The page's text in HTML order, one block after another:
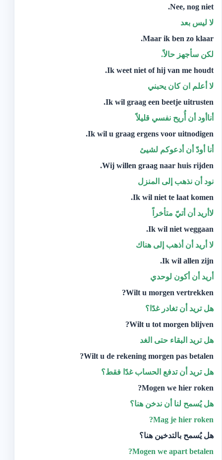
Nee, nog niet.
لا ليس بعد
Maar ik ben zo klaar.
‫لكن سأجهز حالاً.‬
Ik weet niet of hij van me houdt.
لا أعلم ان كان يحبني
Ik wil graag een beetje uitrusten.
أناأود أن أُريح نفسي قليلاً
Ik wil u graag ergens voor uitnodigen.
أنا أودّ أن أدعوكم لشيئ
Wij willen graag naar huis rijden.
نود أن نذهب إلى المنزل
Ik wil niet te laat komen.
لاأريد أن أتيّ متأخراً
Ik wil niet weggaan.
لا أريد أن أذهب إلى هناك
Ik wil allen zijn.
أريد أن أكون لوحدي
Wilt u morgen vertrekken?
هل تريد أن تغادر غدًا؟
Wilt u tot morgen blijven?
هل تريد البقاء حتى الغد
Wilt u de rekening morgen pas betalen?
‫هل تريد أن تدفع الحساب غدًا فقط؟
Mogen we hier roken?
هل يُسمح لنا أن ندخن هنا؟‬
Mag je hier roken?
هل يُسمح بالتدخين هنا؟
Mogen we apart betalen?